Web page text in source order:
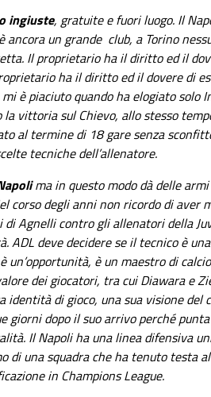
ingiuste, gratuite e fuori luogo. Il
ancora un grande club, a Torino
Il proprietario ha il diritto ed il
ha il diritto ed il dovere di
è piaciuto quando ha elogiato solo
vittoria sul Chievo, allo stesso
al termine di 18 gare senza
tecniche dell’allenatore.
ma in questo modo dà delle
corso degli anni non ricordo di aver
Agnelli contro gli allenatori della
ADL deve decidere se il tecnico è
un’opportunità, è un maestro di
dei giocatori, tra cui Diawara e
identità di gioco, una sua visione del
giorni dopo il suo arrivo perché
Il Napoli ha una linea difensiva
di una squadra che ha tenuto testa
in Champions League.